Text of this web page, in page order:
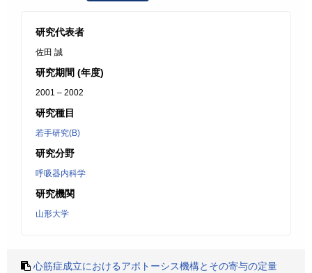
研究代表者
佐田 誠
研究期間 (年度)
2001 – 2002
研究種目
若手研究(B)
研究分野
呼吸器内科学
研究機関
山形大学
心筋症成立におけるアポトーシス機構とその寄与の定量